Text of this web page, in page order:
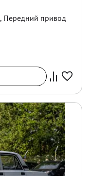
, Передний привод